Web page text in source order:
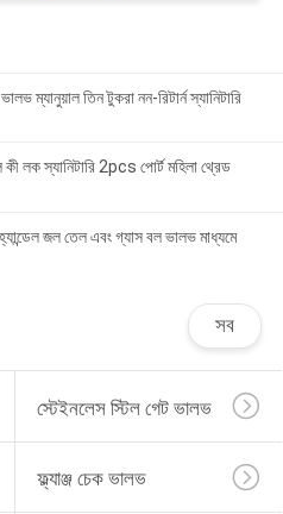
ম্যানুয়াল তিন টুকরা নন-রিটার্ন স্যানিটারি
লক স্যানিটারি 2pcs পোর্ট মহিলা থ্রেড
জল তেল এবং গ্যাস বল ভালভ মাধ্যমে
সব
স্টেইনলেস স্টিল গেট ভালভ
ফ্ল্যাঞ্জ চেক ভালভ